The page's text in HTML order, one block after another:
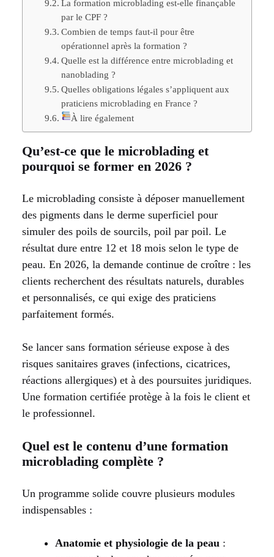
La formation microblading est-elle finançable
par le CPF ?
Combien de temps faut-il pour être
opérationnel après la formation ?
Quelle est la différence entre microblading et
nanoblading ?
Quelles obligations légales s’appliquent aux
praticiens microblading en France ?
À lire également
Qu’est-ce que le microblading et
pourquoi se former en 2026 ?
Le microblading consiste à déposer manuellement
des pigments dans le derme superficiel pour
simuler des poils de sourcils, poil par poil. Le
résultat dure entre 12 et 18 mois selon le type de
peau. En 2026, la demande continue de croître : les
clients recherchent des résultats naturels, durables
et personnalisés, ce qui exige des praticiens
parfaitement formés.
Se lancer sans formation sérieuse expose à des
risques sanitaires graves (infections, cicatrices,
réactions allergiques) et à des poursuites juridiques.
Une formation certifiée protège à la fois le client et
le professionnel.
Quel est le contenu d’une formation
microblading complète ?
Un programme solide couvre plusieurs modules
indispensables :
Anatomie et physiologie de la peau :